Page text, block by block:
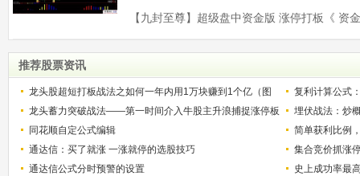
推荐股票资讯
龙头股超短打板战法之如何一年内用1万块赚到1个亿（图
解）
复利计算公式
少？
龙头蓄力突破战法——第一时间介入牛股主升浪捕捉涨停板
的技巧（图解）
埋伏战法：炒
同花顺自定公式编辑
简单获利比例
用
通达信：买了就涨 一涨就停的选股技巧
集合竞价抓涨
通达信公式分时预警的设置
史上成功率最